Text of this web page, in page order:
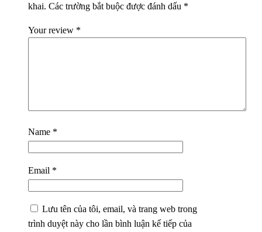
khai. Các trường bắt buộc được đánh dấu *
Your review *
Name *
Email *
Lưu tên của tôi, email, và trang web trong
trình duyệt này cho lần bình luận kế tiếp của